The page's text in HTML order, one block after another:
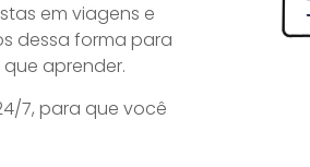
em viagens e
dessa forma para
aprender.
7, para que você